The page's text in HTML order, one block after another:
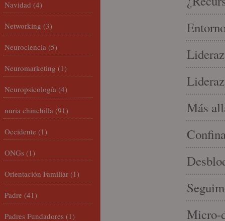
Más
Micro-
Navidad (4)
Networking (3)
Neurociencia (5)
Neuromarketing (1)
Neuropsicología (4)
nuria chinchilla (91)
Occidente (1)
ONGs (1)
Orientación Familiar (1)
Padre (41)
Padres Fundadores (1)